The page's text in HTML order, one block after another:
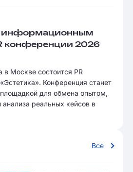
информационным
конференции 2026
Москве состоится PR
Конференция станет
для обмена опытом,
реальных кейсов в
Все